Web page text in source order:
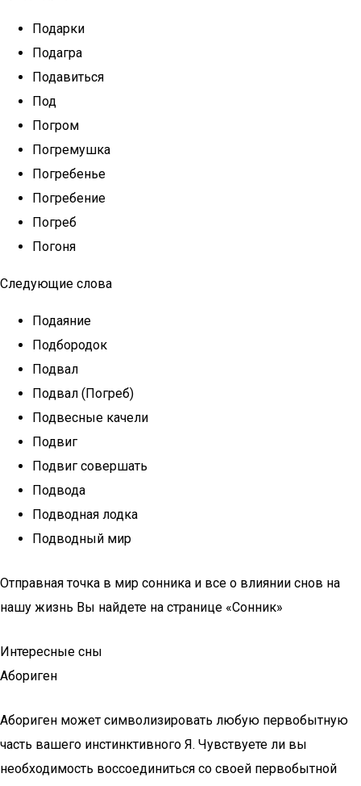
Подарки
Подагра
Подавиться
Под
Погром
Погремушка
Погребенье
Погребение
Погреб
Погоня
Следующие слова
Подаяние
Подбородок
Подвал
Подвал (Погреб)
Подвесные качели
Подвиг
Подвиг совершать
Подвода
Подводная лодка
Подводный мир
Отправная точка в мир сонника и все о влиянии снов на
нашу жизнь Вы найдете на странице «Сонник»
Интересные сны
Абориген
Абориген может символизировать любую первобытную
часть вашего инстинктивного Я. Чувствуете ли вы
необходимость воссоединиться со своей первобытной